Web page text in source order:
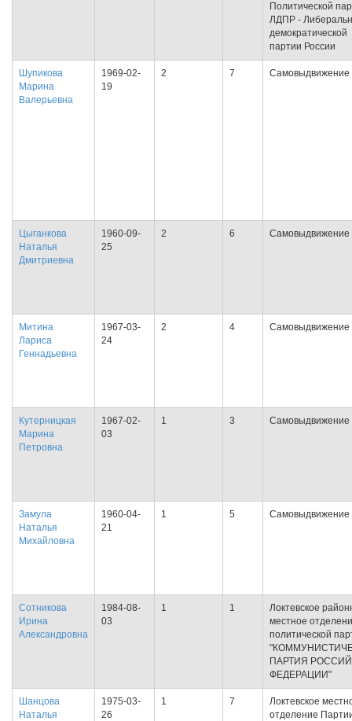
Политической
ЛДПР -
демократической
партии России
Шупикова
Марина
Валерьевна
1969-02-
19
2 7 Самовыдвижение
Цыганкова
Наталья
Дмитриевна
1960-09-
25
2 6 Самовыдвижение
Митина
Лариса
Геннадьевна
1967-03-
24
2 4 Самовыдвижение
Кутерницкая
Марина
Петровна
1967-02-
03
1 3 Самовыдвижение
Замула
Наталья
Михайловна
1960-04-
21
1 5 Самовыдвижение
Сотникова
Ирина
Александровна
1984-08-
03
1 1
Локтевское
местное
политической
ПАРТИЯ
ФЕДЕРАЦИИ"
Шанцова
Наталья
1975-03-
26
1 7
Локтевское
отделение